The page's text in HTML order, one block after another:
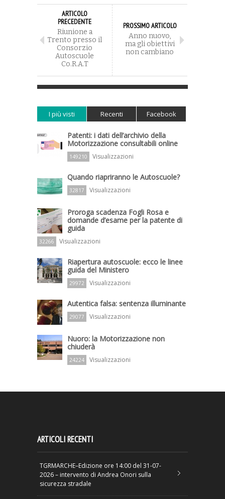
ARTICOLO
PRECEDENTE
Riunione a
Trento presso il
Consorzio
Autoscuole
Co.R.A.T
PROSSIMO ARTICOLO
Anno nuovo,
ma gli obiettivi
non cambiano
I più visti Recenti Facebook
Patenti: i dati dell’archivio della
Motorizzazione consultabili online
149210 Visualizzazioni
Quando riapriranno le Autoscuole?
32817 Visualizzazioni
Proroga scadenza Fogli Rosa e
domande d’esame per la patente di
guida
32266 Visualizzazioni
Riapertura autoscuole: ecco le linee
guida del Ministero
29972 Visualizzazioni
Autentica falsa: sentenza illuminante
29077 Visualizzazioni
Nuoro: la Motorizzazione non
chiuderà
24224 Visualizzazioni
ARTICOLI RECENTI
TGRMARCHE–Edizione ore 14:00 del 31-07-
2026 – intervento di Andrea Onori sulla
sicurezza stradale